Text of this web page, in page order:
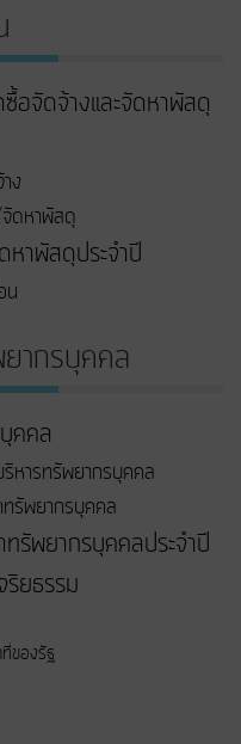
ซื้อจัดจ้างและจัดหาพัสดุ
ง
ดหาพัสดุ
าพัสดุประจำปี
น
ากรบุคคล
คคล
ริหารทรัพยากรบุคคล
รัพยากรบุคคล
รัพยากรบุคคลประจำปี
ริยธรรม
ที่ของรัฐ